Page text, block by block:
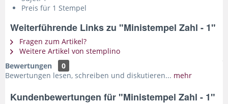
Preis für 1 Stempel
Weiterführende Links zu "Ministempel Zahl - 1"
Fragen zum Artikel?
Weitere Artikel von stemplino
Bewertungen
0
Bewertungen lesen, schreiben und diskutieren... mehr
Kundenbewertungen für "Ministempel Zahl - 1"